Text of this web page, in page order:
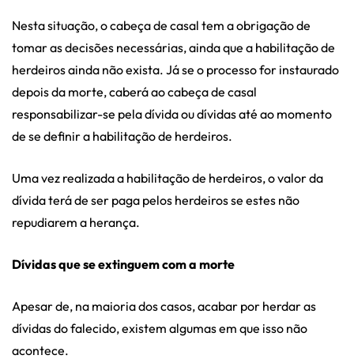
Nesta situação, o cabeça de casal tem a obrigação de
tomar as decisões necessárias, ainda que a habilitação de
herdeiros ainda não exista. Já se o processo for instaurado
depois da morte, caberá ao cabeça de casal
responsabilizar-se pela dívida ou dívidas até ao momento
de se definir a habilitação de herdeiros.
Uma vez realizada a habilitação de herdeiros, o valor da
dívida terá de ser paga pelos herdeiros se estes não
repudiarem a herança.
Dívidas que se extinguem com a morte
Apesar de, na maioria dos casos, acabar por herdar as
dívidas do falecido, existem algumas em que isso não
acontece.